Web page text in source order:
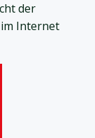
der
Internet